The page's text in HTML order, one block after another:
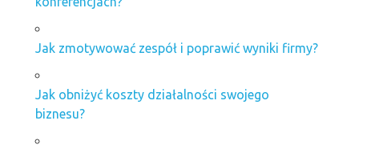
Jak zmotywować zespół i poprawić wyniki firmy?
Jak obniżyć koszty działalności swojego
biznesu?